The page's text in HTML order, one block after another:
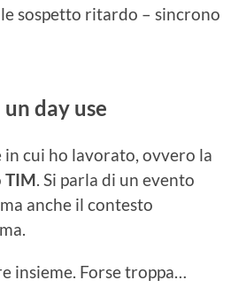
sospetto ritardo – sincrono
day use
in cui ho lavorato, ovvero la
TIM. Si parla di un evento
anche il contesto
insieme. Forse troppa…